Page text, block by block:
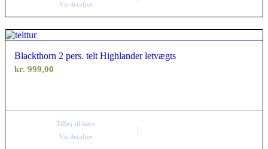
Vis detaljer
Blackthorn 2 pers. telt Highlander letvægts
kr. 999,00
Tilføj til kurv
Vis detaljer